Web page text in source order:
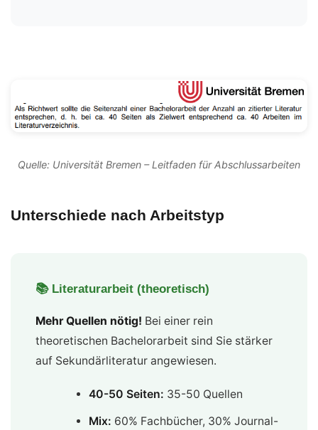
Quelle: Universität Bremen – Leitfaden für Abschlussarbeiten
Unterschiede nach Arbeitstyp
📚 Literaturarbeit (theoretisch)
Mehr Quellen nötig! Bei einer rein
theoretischen Bachelorarbeit sind Sie stärker
auf Sekundärliteratur angewiesen.
40-50 Seiten: 35-50 Quellen
Mix: 60% Fachbücher, 30% Journal-